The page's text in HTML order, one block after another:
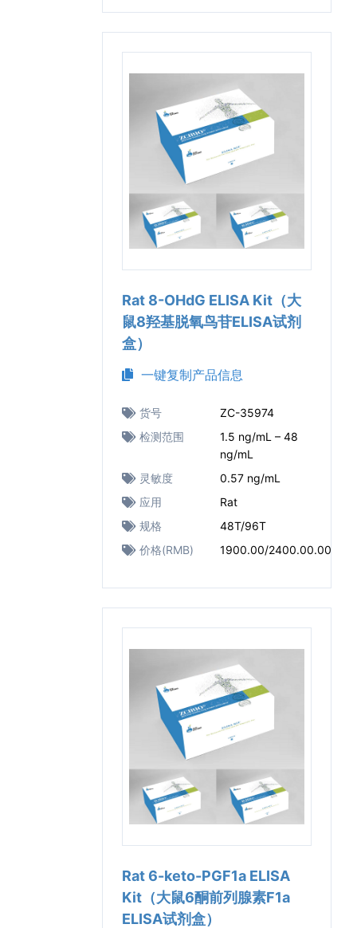
Rat 8-OHdG ELISA Kit（大
鼠8羟基脱氧鸟苷ELISA试剂
盒）
一键复制产品信息
货号
ZC-35974
检测范围
1.5 ng/mL – 48
ng/mL
灵敏度
0.57 ng/mL
应用
Rat
规格
48T/96T
价格(RMB)
1900.00/2400.00.00
Rat 6-keto-PGF1a ELISA
Kit（大鼠6酮前列腺素F1a
ELISA试剂盒）